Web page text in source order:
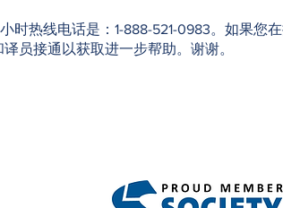
时热线电话是：1-888-521-0983。如果您
员接通以获取进一步帮助。谢谢。